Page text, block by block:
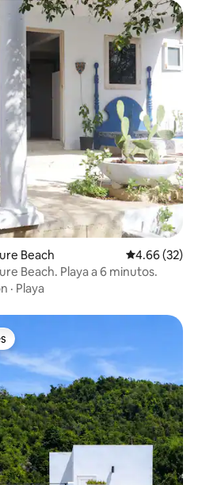
Beach Calificación
4.66 (32)
Beach. Playa a 6 minutos.
· Playa